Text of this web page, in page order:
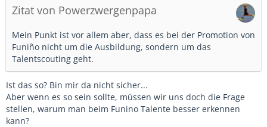
Zitat von Powerzwergenpapa
Mein Punkt ist vor allem aber, dass es bei der Promotion von
Funiño nicht um die Ausbildung, sondern um das
Talentscouting geht.
Ist das so? Bin mir da nicht sicher...
Aber wenn es so sein sollte, müssen wir uns doch die Frage
stellen, warum man beim Funino Talente besser erkennen
kann?